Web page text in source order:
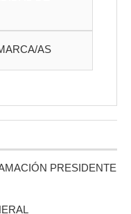
AS
PRESIDENTE